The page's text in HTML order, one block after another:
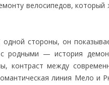
велосипедов,
одной стороны, он
родными — история
контраст между
линия Мело